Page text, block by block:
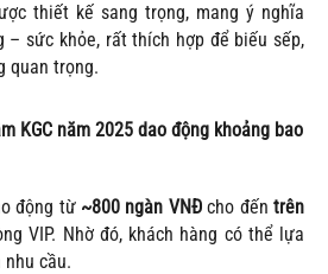
thiết kế sang trọng, mang ý nghĩa
– sức khỏe, rất thích hợp để biếu sếp,
quan trọng.
KGC năm 2025 dao động khoảng bao
động từ ~800 ngàn VNĐcho đếntrên
VIP. Nhờ đó, khách hàng có thể lựa
cầu.